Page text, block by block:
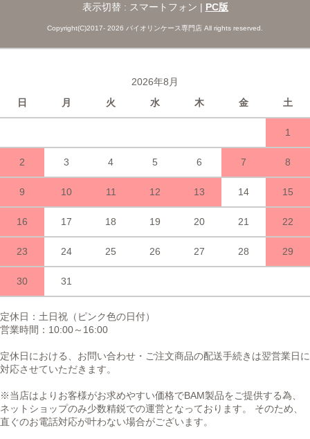
表示切替 : スマートフォン | PC版
Copyright(C)2017- 2026 バイオリンケース専門店 All rights reserved.
2026年8月
日
月 火 水 木 金 土
1
2 3 4 5 6 7 8
9 10 11 12 13 14 15
16 17 18 19 20 21 22
23 24 25 26 27 28 29
30 31
定休日：土日祝（ピンク色の日付）
営業時間 ： 10:00～16:00
定休日における、お問い合わせ・ご注文商品の配送手続きは翌営業日に
対応させていただきます。
※当店はよりお客様がお求めやすい価格でBAM製品をご提供する為、
ネットショップのみ少数精鋭での運営となっております。 そのため、
直ぐのお電話対応が叶わない場合がございます。